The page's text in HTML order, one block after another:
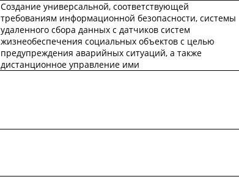
Создание универсальной, соответствующей
требованиям информационной безопасности, системы
удаленного сбора данных с датчиков систем
жизнеобеспечения социальных объектов с целью
предупреждения аварийных ситуаций, а также
дистанционное управление ими